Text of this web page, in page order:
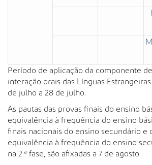
Período de aplicação da componente
interação orais das Línguas
de julho a 28 de julho.
As pautas das provas finais do ensino
equivalência à frequência do ensino
finais nacionais do ensino secundário e
equivalência à frequência do ensino
na 2.ª fase, são afixadas a 7 de agosto.